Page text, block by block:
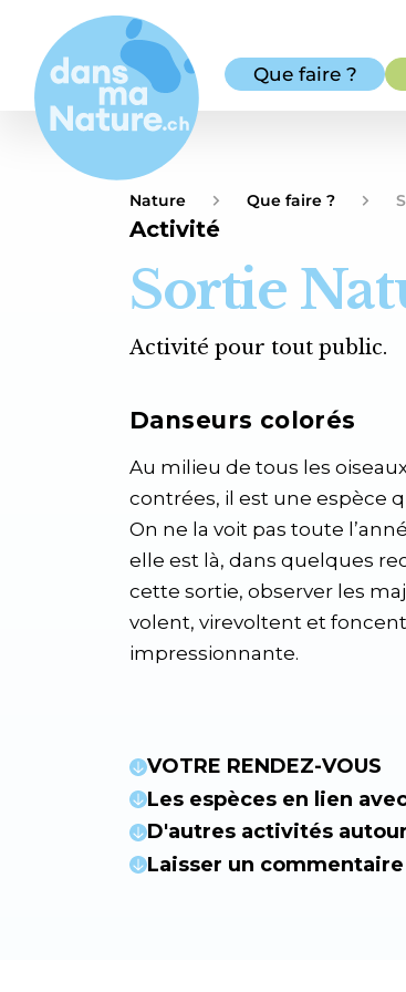
Que faire ?
Nature Que faire ?
Activité
Sortie
Activité pour tout public.
Danseurs colorés
Au milieu de tous les
contrées, il est une espèce
On ne la voit pas toute
elle est là, dans quelques
cette sortie, observer les
volent, virevoltent et
impressionnante.
VOTRE RENDEZ-VOUS
Les espèces en lien
D'autres activités
Laisser un commentaire